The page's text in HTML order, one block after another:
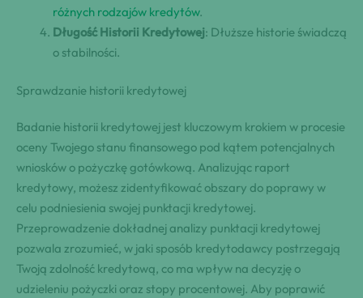
różnych rodzajów kredytów.
Długość Historii Kredytowej: Dłuższe historie świadczą
o stabilności.
Sprawdzanie historii kredytowej
Badanie historii kredytowej jest kluczowym krokiem w procesie
oceny Twojego stanu finansowego pod kątem potencjalnych
wniosków o pożyczkę gotówkową. Analizując raport
kredytowy, możesz zidentyfikować obszary do poprawy w
celu podniesienia swojej punktacji kredytowej.
Przeprowadzenie dokładnej analizy punktacji kredytowej
pozwala zrozumieć, w jaki sposób kredytodawcy postrzegają
Twoją zdolność kredytową, co ma wpływ na decyzję o
udzieleniu pożyczki oraz stopy procentowej. Aby poprawić